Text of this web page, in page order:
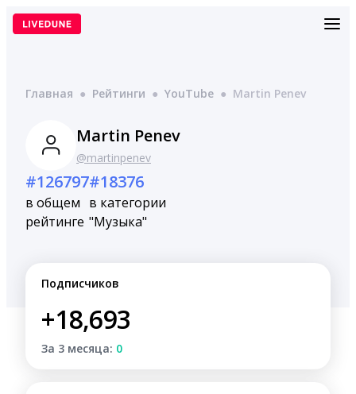
Перейти
Главная ● Рейтинги ● YouTube ● Martin Penev
Martin Penev
@martinpenev
#126797
в общем
рейтинге
#18376
в категории
"Музыка"
Подписчиков
+18,693
За 3 месяца: 0